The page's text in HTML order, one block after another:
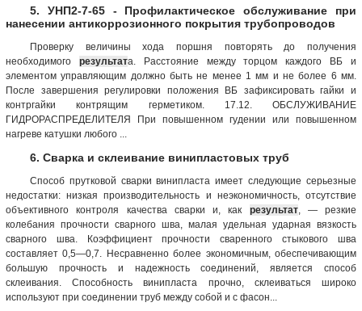
5. УНП2-7-65 - Профилактическое обслуживание при
нанесении антикоррозионного покрытия трубопроводов
Проверку величины хода поршня повторять до получения
необходимого результата. Расстояние между торцом каждого ВБ и
элементом управляющим должно быть не менее 1 мм и не более 6 мм.
После завершения регулировки положения ВБ зафиксировать гайки и
контргайки контрящим герметиком. 17.12. ОБСЛУЖИВАНИЕ
ГИДРОРАСПРЕДЕЛИТЕЛЯ При повышенном гудении или повышенном
нагреве катушки любого ...
6. Сварка и склеивание винипластовых труб
Способ прутковой сварки винипласта имеет следующие серьезные
недостатки: низкая производительность и неэкономичность, отсутствие
объективного контроля качества сварки и, как результат, — резкие
колебания прочности сварного шва, малая удельная ударная вязкость
сварного шва. Коэффициент прочности сваренного стыкового шва
составляет 0,5—0,7. Несравненно более экономичным, обеспечивающим
большую прочность и надежность соединений, является способ
склеивания. Способность винипласта прочно, склеиваться широко
используют при соединении труб между собой и с фасон...